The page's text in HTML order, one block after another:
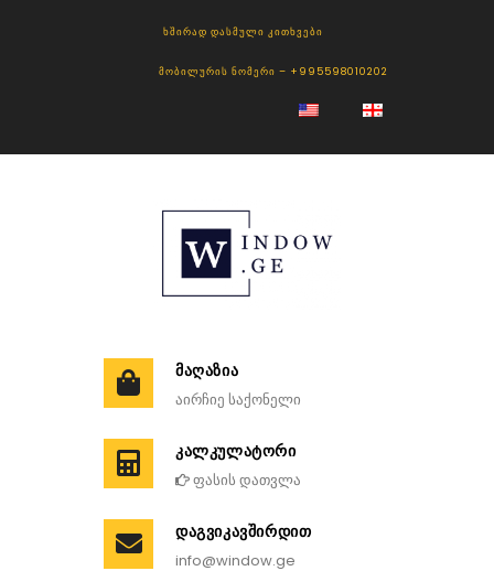
ᲮᲨᲘᲠᲐᲓ ᲓᲐᲡᲛᲣᲚᲘ ᲙᲘᲗᲮᲕᲔᲑᲘ
ᲛᲝᲑᲘᲚᲣᲠᲘᲡ ᲜᲝᲛᲔᲠᲘ – +995598010202
ᲛᲐᲦᲐᲖᲘᲐ
აირჩიე საქონელი
ᲙᲐᲚᲙᲣᲚᲐᲢᲝᲠᲘ
ფასის დათვლა
ᲓᲐᲒᲕᲘᲙᲐᲕᲨᲘᲠᲓᲘᲗ
info@window.ge